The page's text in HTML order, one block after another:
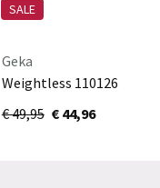
SALE
Geka
Weightless 110126
marine/grau
€ 49,95 € 44,96